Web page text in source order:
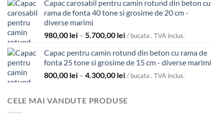
prețuri:
39,00 lei
la
Capac carosabil pentru camin rotund din beton cu
rama de fonta 40 tone si grosime de 20 cm -
diverse marimi
980,00 lei – 5.700,00 leiInterval
prețuri:
980,00 lei
până
5.700,00 lei
/ bucata . TVA inclus.
Capac pentru camin rotund din beton cu rama de
fonta 25 tone si grosime de 15 cm - diverse marimi
800,00 lei – 4.300,00 leiInterval
800,00 lei
/ bucata . TVA inclus.
CELE MAI VANDUTE PRODUSE